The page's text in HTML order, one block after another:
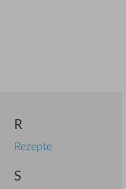
R
Rezepte
S